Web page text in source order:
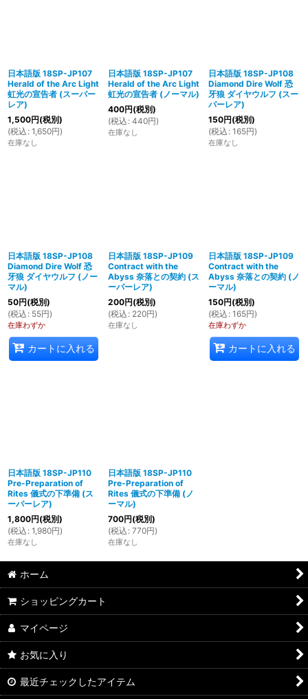
日本語版 18SP-JP107
Herald of the Arc Light
虹光の宣告者 (スーパー
レア)
1,500円(税別)
(税込 : 1,650円)
在庫なし
日本語版 18SP-JP107
Herald of the Arc Light
虹光の宣告者 (ノーマル)
400円(税別)
(税込 : 440円)
在庫なし
日本語版 18SP-JP108
Diamond Dire Wolf 恐
牙狼 ダイヤウルフ (スー
パーレア)
150円(税別)
(税込 : 165円)
在庫なし
日本語版 18SP-JP108
Diamond Dire Wolf 恐
牙狼 ダイヤウルフ (ノー
マル)
50円(税別)
(税込 : 55円)
在庫わずか
カートに入れる
日本語版 18SP-JP109
Contract with the
Abyss 奈落との契約 (ス
ーパーレア)
200円(税別)
(税込 : 220円)
在庫なし
日本語版 18SP-JP109
Contract with the
Abyss 奈落との契約 (ノ
ーマル)
150円(税別)
(税込 : 165円)
在庫わずか
カートに入れる
日本語版 18SP-JP110
Pre-Preparation of
Rites 儀式の下準備 (ス
ーパーレア)
1,800円(税別)
(税込 : 1,980円)
在庫なし
日本語版 18SP-JP110
Pre-Preparation of
Rites 儀式の下準備 (ノ
ーマル)
700円(税別)
(税込 : 770円)
在庫なし
ホーム
ショッピングカート
マイページ
お気に入り
最近チェックしたアイテム